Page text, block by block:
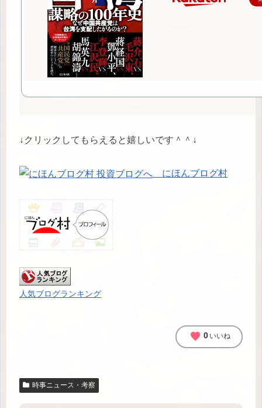
↓クリックしてもらえると嬉しいです＾＾↓
にほんブログ村
人気ブログランキング
favorite 0 いいね
時事ニュース・考察